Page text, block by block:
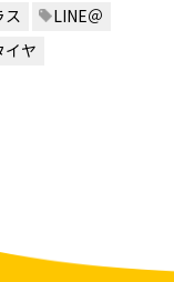
ス
LINE＠
イヤ